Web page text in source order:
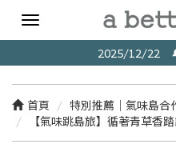
Toggle
navigation
2025/12/22
首頁
特別推薦｜氣味島合
【氣味跳島旅】循著青草香